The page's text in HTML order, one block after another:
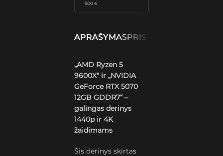
500 €
APRAŠYMASPRISTATYMAS IR
„AMD Ryzen 5
9600X“ ir „NVIDIA
GeForce RTX 5070
12GB GDDR7“ –
galingas derinys
1440p ir 4K
žaidimams
Šis derinys skirtas